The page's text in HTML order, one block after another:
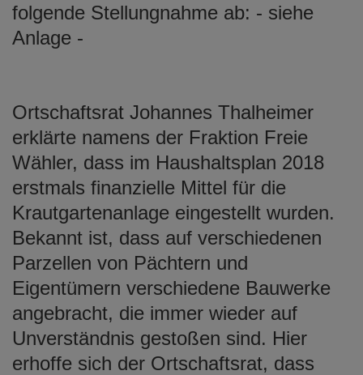
folgende Stellungnahme ab: - siehe
Anlage -
Ortschaftsrat Johannes Thalheimer
erklärte namens der Fraktion Freie
Wähler, dass im Haushaltsplan 2018
erstmals finanzielle Mittel für die
Krautgartenanlage eingestellt wurden.
Bekannt ist, dass auf verschiedenen
Parzellen von Pächtern und
Eigentümern verschiedene Bauwerke
angebracht, die immer wieder auf
Unverständnis gestoßen sind. Hier
erhoffe sich der Ortschaftsrat, dass